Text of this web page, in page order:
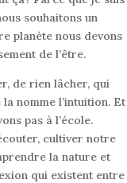
souhaitons un
planète nous devons
de l’être.
de rien lâcher, qui
nomme l’intuition. Et
pas à l’école.
cultiver notre
la nature et
qui existent entre